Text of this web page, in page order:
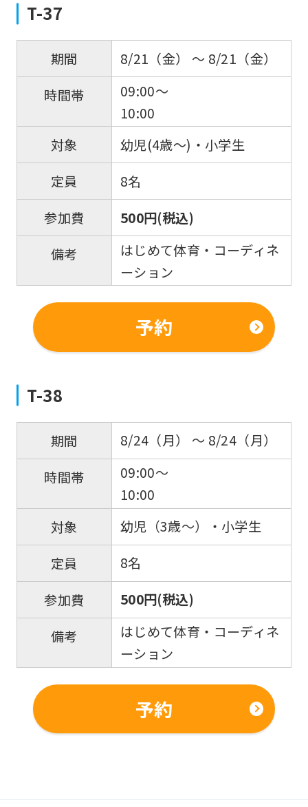
T-37
期間
8/21（金） 〜 8/21（金）
時間帯
09:00～
10:00
対象
幼児(4歳～)・小学生
定員
8名
参加費
500円(税込)
備考
はじめて体育・コーディネ
ーション
予約
T-38
期間
8/24（月） 〜 8/24（月）
時間帯
09:00～
10:00
対象
幼児（3歳～）・小学生
定員
8名
参加費
500円(税込)
備考
はじめて体育・コーディネ
ーション
予約